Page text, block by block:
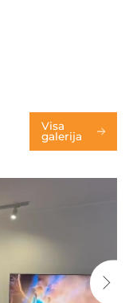
Visa
galerija